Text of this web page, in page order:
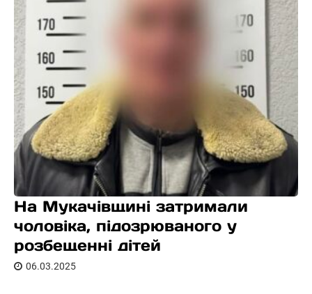
На Мукачівщині затримали
чоловіка, підозрюваного у
розбещенні дітей
06.03.2025